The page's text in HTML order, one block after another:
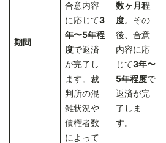
期間
合意内容
に応じて3
年〜5年程
度で返済
が完了し
ます。裁
判所の混
雑状況や
債権者数
によって
数ヶ月程
度。その
後、合意
内容に応
じて3年〜
5年程度で
返済が完
了しま
す。